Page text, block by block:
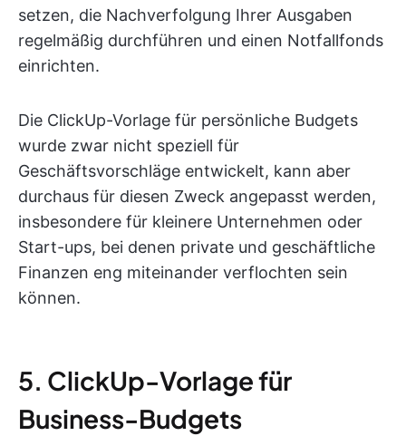
setzen, die Nachverfolgung Ihrer Ausgaben
regelmäßig durchführen und einen Notfallfonds
einrichten.
Die ClickUp-Vorlage für persönliche Budgets
wurde zwar nicht speziell für
Geschäftsvorschläge entwickelt, kann aber
durchaus für diesen Zweck angepasst werden,
insbesondere für kleinere Unternehmen oder
Start-ups, bei denen private und geschäftliche
Finanzen eng miteinander verflochten sein
können.
5. ClickUp-Vorlage für
Business-Budgets